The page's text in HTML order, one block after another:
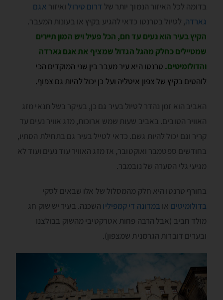
בדומה לכל האיזור הנמוך יותר של דרום טירול ואיזור אגם
גארדה, לטיול בטרנטו כדאי להגיע בקיץ או בעונות המעבר.
הקיץ בעיר הוא נעים עד חם, הכל פעיל ויש המון תיירים
שמטיילים כחלק מהגל הגדול שמציף את אגם גארדה
והדולומיטים. טרנטו היא עיר מעבר בין שני המוקדים הכי
לוהטים בקיץ של צפון איטליה ועל כן יכול להיות גם צפוף.
האביב הוא זמן נהדר לטיול בעיר גם כן, בעיקר בשל תנאי מזג
האוויר הטובים. באביב שעות שמש ארוכות, מזג אוויר נעים עד
קריר וגם יכול להיות גשם. כדאי לטייל בעיר גם בתחילת הסתיו,
בחודשים ספטמבר ואוקטובר, אז מזג האוויר עוד נעים ועוד לא
מגיעי גלי הסערה של נובמבר.
בחורף טרנטו היא חלק מהמסלול של אלו שבאים לסקי
בדולומיטים או במדונה די קמפיליו השכנה. בעיר יש שוק חג
מולד חביב (אבל הרבה פחות אטרקטיבי מהשוק בבולצנו
ובערים דוברות הגרמנית שמצפון).